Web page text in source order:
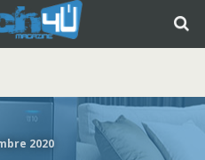
2020